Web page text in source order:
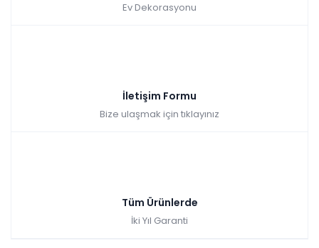
Ev Dekorasyonu
İletişim Formu
Bize ulaşmak için tıklayınız
Tüm Ürünlerde
İki Yıl Garanti